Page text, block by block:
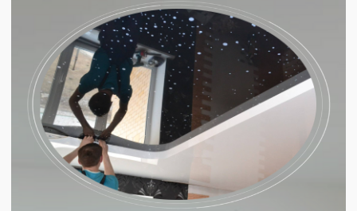
Установка натяжных потолков любых
уровней сложности. У нас собственное
производство натяжных потолков,
поэтому мы отвечаем за качество
продукции и монтажа
Время работы:
Написать в MAX
Позвоните мне